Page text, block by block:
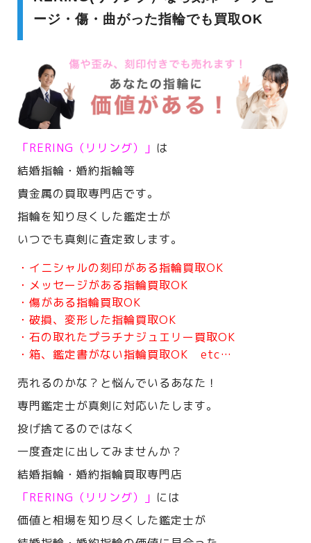
ージ・傷・曲がった指輪でも買取OK
「RERING（リリング）」 は
結婚指輪・婚約指輪等
貴金属の買取専門店です。
指輪を知り尽くした鑑定士が
いつでも真剣に査定致します。
・イニシャルの刻印がある指輪買取OK
・メッセージがある指輪買取OK
・傷がある指輪買取OK
・破損、変形した指輪買取OK
・石の取れたプラチナジュエリー買取OK
・箱、鑑定書がない指輪買取OK etc…
売れるのかな？と悩んでいるあなた！
専門鑑定士が真剣に対応いたします。
投げ捨てるのではなく
一度査定に出してみませんか？
結婚指輪・婚約指輪買取専門店
「RERING（リリング）」 には
価値と相場を知り尽くした鑑定士が